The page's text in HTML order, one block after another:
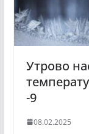
Утрово
-9
08.02.2025